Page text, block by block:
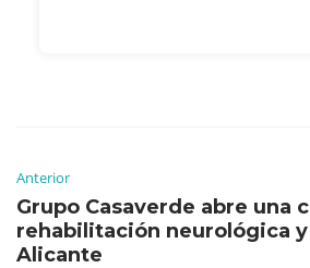
Anterior
Grupo Casaverde abre una
rehabilitación neurológica
Alicante